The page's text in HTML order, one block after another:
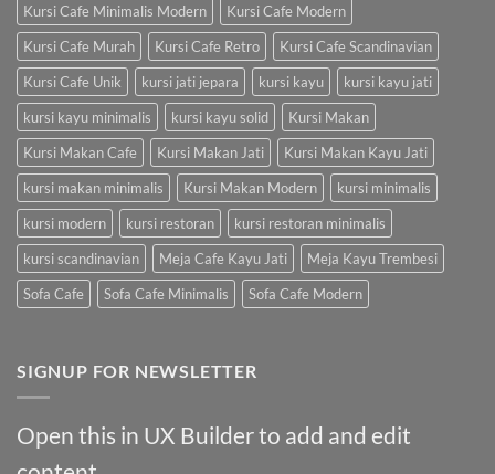
Kursi Cafe Minimalis Modern
Kursi Cafe Modern
Kursi Cafe Murah
Kursi Cafe Retro
Kursi Cafe Scandinavian
Kursi Cafe Unik
kursi jati jepara kursi kayu
kursi kayu jati
kursi kayu minimalis
kursi kayu solid
Kursi Makan
Kursi Makan Cafe
Kursi Makan Jati
Kursi Makan Kayu Jati
kursi makan minimalis
Kursi Makan Modern
kursi minimalis
kursi modern
kursi restoran
kursi restoran minimalis
kursi scandinavian
Meja Cafe Kayu Jati
Meja Kayu Trembesi
Sofa Cafe
Sofa Cafe Minimalis Sofa Cafe Modern
SIGNUP FOR NEWSLETTER
Open this in UX Builder to add and edit